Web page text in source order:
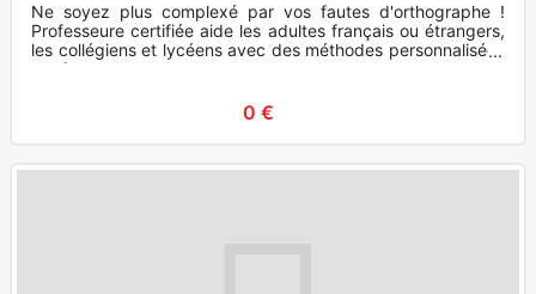
Ne soyez plus complexé par vos fautes d'orthographe !
Professeure certifiée aide les adultes français ou étrangers,
les collégiens et lycéens avec des méthodes personnalisées
et ef
0 €